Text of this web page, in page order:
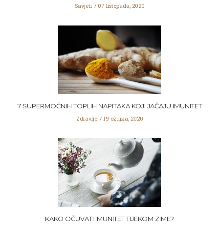
Savjeti 07 listopada, 2020
7 SUPERMOĆNIH TOPLIH NAPITAKA KOJI JAČAJU IMUNITET
Zdravlje 19 ožujka, 2020
KAKO OČUVATI IMUNITET TIJEKOM ZIME?